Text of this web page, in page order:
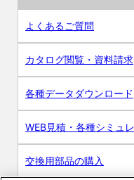
よくあるご質問
カタログ閲覧・資料請求
各種データダウンロード
WEB見積・各種シミュ
交換用部品の購入